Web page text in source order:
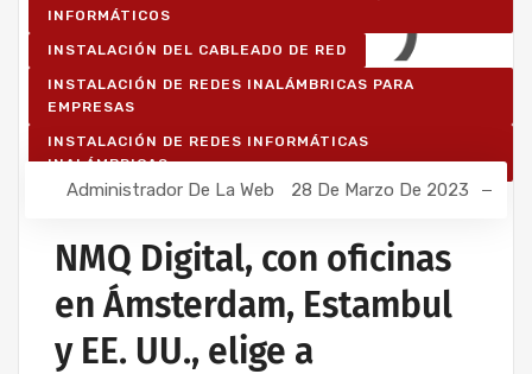
INFORMÁTICOS
INSTALACIÓN DEL CABLEADO DE RED
INSTALACIÓN DE REDES INALÁMBRICAS PARA
EMPRESAS
INSTALACIÓN DE REDES INFORMÁTICAS
INALÁMBRICAS
RED INFORMÁTICA ESTRUCTURADA
Administrador De La Web 28 De Marzo De 2023
NMQ Digital, con oficinas
en Ámsterdam, Estambul
y EE. UU., elige a